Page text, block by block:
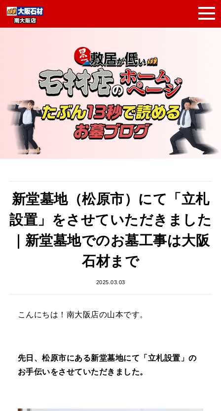
新堂墓地（松原市）にて「立札
設置」をさせていただきました
｜新堂墓地でのお墓工事は大阪
石材まで
2025.03.03
こんにちは！南大阪店の山本です。
先日、松原市にある新堂墓地にて「立札設置」の
お手伝いをさせていただきました。